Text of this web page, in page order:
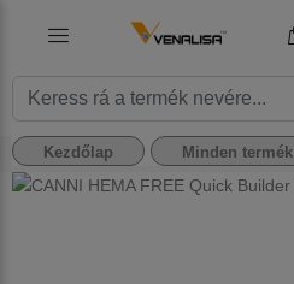
Kezdőlap Minden termék